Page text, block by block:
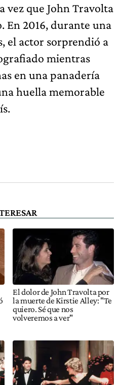
vez que John Travolta
En 2016, durante una
el actor sorprendió a
mientras
en una panadería
huella memorable
El dolor de John Travolta por
la muerte de Kirstie Alley: "Te
quiero. Sé que nos
volveremos a ver"